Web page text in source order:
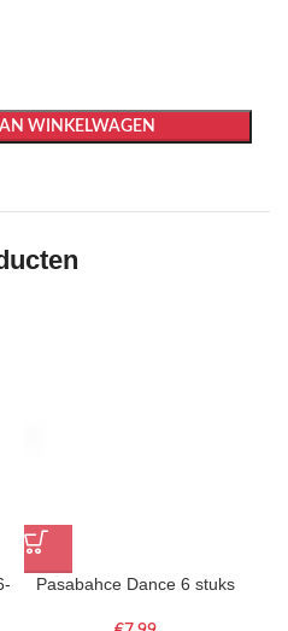
WINKELWAGEN
Pasabahce Dance 6 stuks